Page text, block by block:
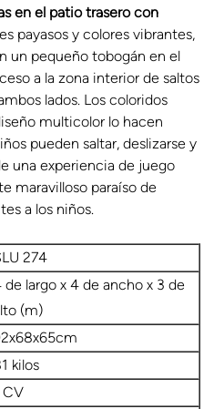
en el patio trasero con
payasos y colores vibrantes,
un pequeño tobogán en el
a la zona interior de saltos
lados. Los coloridos
multicolor lo hacen
pueden saltar, deslizarse y
una experiencia de juego
maravilloso paraíso de
a los niños.
274
de largo x 4 de ancho x 3 de
(m)
kilos
CV